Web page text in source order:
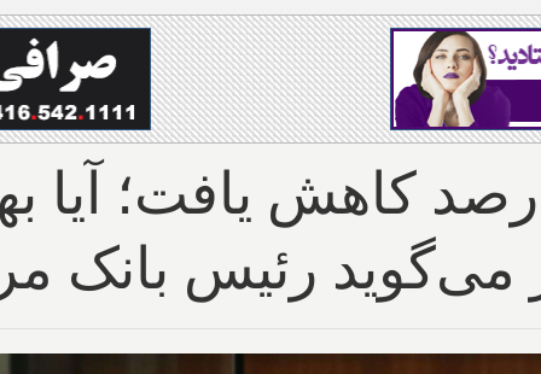
کانادا به ۲.۸ درصد کاهش
می‌گوید رئیس بانک